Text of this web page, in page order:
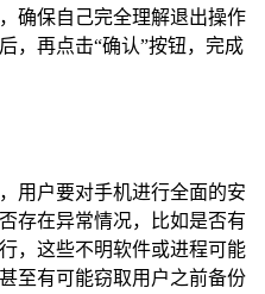
确保自己完全理解退出操作
，再点击“确认”按钮，完成
用户要对手机进行全面的安
存在异常情况，比如是否有
，这些不明软件或进程可能
至有可能窃取用户之前备份